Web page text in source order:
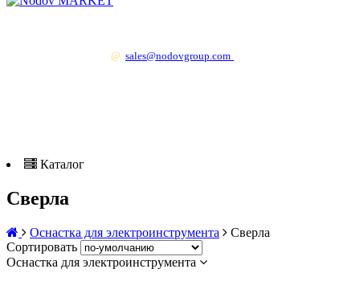
@ sales@nodovgroup.com
Каталог
Сверла
Оснастка для электроинструмента
Сверла
Сортировать
Оснастка для электроинструмента